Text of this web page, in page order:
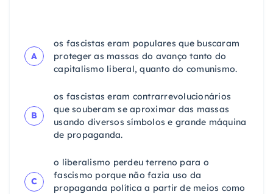
A
os fascistas eram populares que buscaram
proteger as massas do avanço tanto do
capitalismo liberal, quanto do comunismo.
B
os fascistas eram contrarrevolucionários
que souberam se aproximar das massas
usando diversos símbolos e grande máquina
de propaganda.
C
o liberalismo perdeu terreno para o
fascismo porque não fazia uso da
propaganda política a partir de meios como